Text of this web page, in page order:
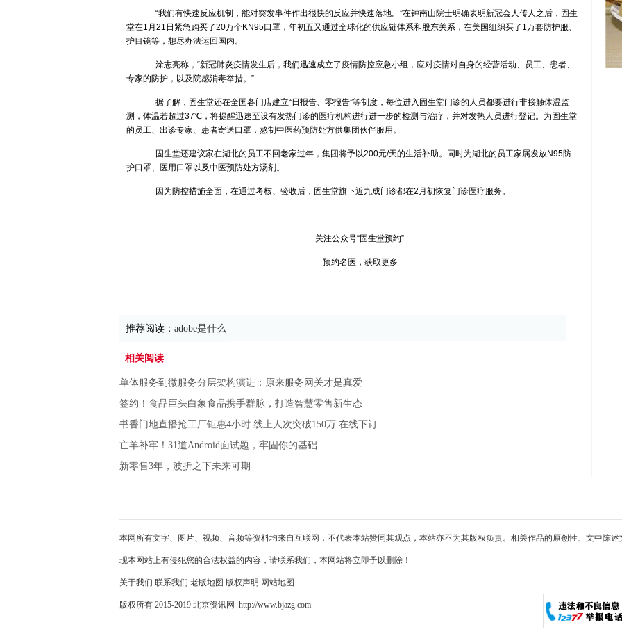
“我们有快速反应机制，能对突发事件作出很快的反应并快速落地。”在钟南山院士明确表明新冠会人传人之后，固生
堂在1月21日紧急购买了20万个KN95口罩，年初五又通过全球化的供应链体系和股东关系，在美国组织买了1万套防护服、
护目镜等，想尽办法运回国内。
涂志亮称，“新冠肺炎疫情发生后，我们迅速成立了疫情防控应急小组，应对疫情对自身的经营活动、员工、患者、
专家的防护，以及院感消毒举措。”
据了解，固生堂还在全国各门店建立“日报告、零报告”等制度，每位进入固生堂门诊的人员都要进行非接触体温监
测，体温若超过37℃，将提醒迅速至设有发热门诊的医疗机构进行进一步的检测与治疗，并对发热人员进行登记。为固生堂
的员工、出诊专家、患者寄送口罩，熬制中医药预防处方供集团伙伴服用。
固生堂还建议家在湖北的员工不回老家过年，集团将予以200元/天的生活补助。同时为湖北的员工家属发放N95防
护口罩、医用口罩以及中医预防处方汤剂。
因为防控措施全面，在通过考核、验收后，固生堂旗下近九成门诊都在2月初恢复门诊医疗服务。
关注公众号“固生堂预约”
预约名医，获取更多
推荐阅读： adobe是什么
相关阅读
单体服务到微服务分层架构演进：原来服务网关才是真爱
签约！食品巨头白象食品携手群脉，打造智慧零售新生态
书香门地直播抢工厂钜惠4小时 线上人次突破150万 在线下订
亡羊补牢！31道Android面试题，牢固你的基础
新零售3年，波折之下未来可期
本网所有文字、图片、视频、音频等资料均来自互联网，不代表本站赞同其观点，本站亦不为其版权负责。相关作品的原创性、文中陈
现本网站上有侵犯您的合法权益的内容，请联系我们，本网站将立即予以删除！
关于我们 联系我们 老版地图 版权声明 网站地图
版权所有 2015-2019 北京资讯网 http://www.bjazg.com